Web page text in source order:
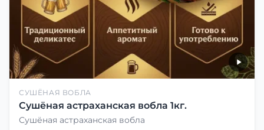
СУШЁНАЯ ВОБЛА
Сушёная астраханская вобла 1кг.
Сушёная астраханская вобла